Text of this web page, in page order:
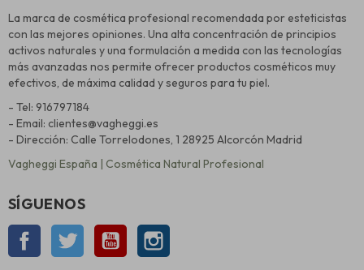
La marca de cosmética profesional recomendada por esteticistas
con las mejores opiniones. Una alta concentración de principios
activos naturales y una formulación a medida con las tecnologías
más avanzadas nos permite ofrecer productos cosméticos muy
efectivos, de máxima calidad y seguros para tu piel.
- Tel: 916797184
- Email: clientes@vagheggi.es
- Dirección: Calle Torrelodones, 1 28925 Alcorcón Madrid
Vagheggi España | Cosmética Natural Profesional
SÍGUENOS
Facebook Twitter YouTube